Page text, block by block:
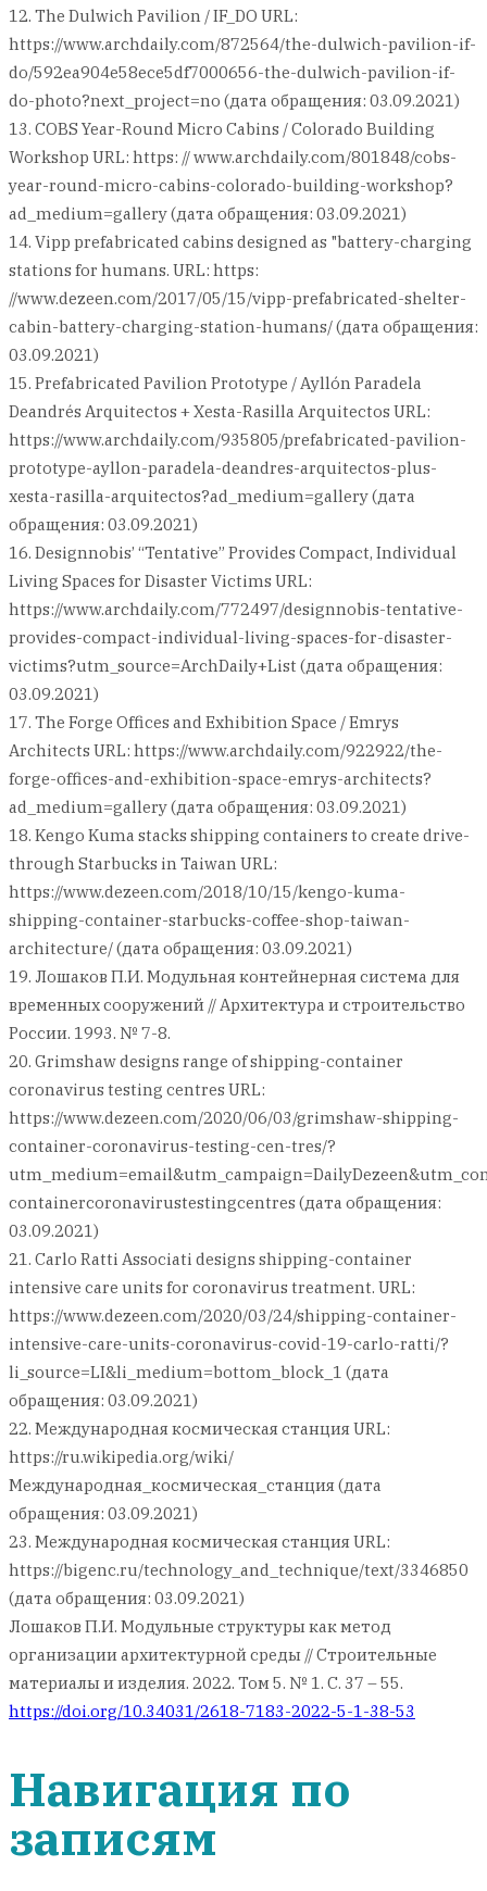
12. The Dulwich Pavilion / IF_DO URL:
https://www.archdaily.com/872564/the-dulwich-pavilion-if-
do/592ea904e58ece5df7000656-the-dulwich-pavilion-if-
do-photo?next_project=no (дата обращения: 03.09.2021)
13. COBS Year-Round Micro Cabins / Colorado Building
Workshop URL: https: // www.archdaily.com/801848/cobs-
year-round-micro-cabins-colorado-building-workshop?
ad_medium=gallery (дата обращения: 03.09.2021)
14. Vipp prefabricated cabins designed as "battery-charging
stations for humans. URL: https:
//www.dezeen.com/2017/05/15/vipp-prefabricated-shelter-
cabin-battery-charging-station-humans/ (дата обращения:
03.09.2021)
15. Prefabricated Pavilion Prototype / Ayllón Paradela
Deandrés Arquitectos + Xesta-Rasilla Arquitectos URL:
https://www.archdaily.com/935805/prefabricated-pavilion-
prototype-ayllon-paradela-deandres-arquitectos-plus-
xesta-rasilla-arquitectos?ad_medium=gallery (дата
обращения: 03.09.2021)
16. Designnobis’ “Tentative” Provides Compact, Individual
Living Spaces for Disaster Victims URL:
https://www.archdaily.com/772497/designnobis-tentative-
provides-compact-individual-living-spaces-for-disaster-
victims?utm_source=ArchDaily+List (дата обращения:
03.09.2021)
17. The Forge Offices and Exhibition Space / Emrys
Architects URL: https://www.archdaily.com/922922/the-
forge-offices-and-exhibition-space-emrys-architects?
ad_medium=gallery (дата обращения: 03.09.2021)
18. Kengo Kuma stacks shipping containers to create drive-
through Starbucks in Taiwan URL:
https://www.dezeen.com/2018/10/15/kengo-kuma-
shipping-container-starbucks-coffee-shop-taiwan-
architecture/ (дата обращения: 03.09.2021)
19. Лошаков П.И. Модульная контейнерная система для
временных сооружений // Архитектура и строительство
России. 1993. № 7-8.
20. Grimshaw designs range of shipping-container
coronavirus testing centres URL:
https://www.dezeen.com/2020/06/03/grimshaw-shipping-
container-coronavirus-testing-cen-tres/?
containercoronavirustestingcentres (дата обращения:
03.09.2021)
21. Carlo Ratti Associati designs shipping-container
intensive care units for coronavirus treatment. URL:
https://www.dezeen.com/2020/03/24/shipping-container-
intensive-care-units-coronavirus-covid-19-carlo-ratti/?
li_source=LI&li_medium=bottom_block_1 (дата
обращения: 03.09.2021)
22. Международная космическая станция URL:
https://ru.wikipedia.org/wiki/
Международная_космическая_станция (дата
обращения: 03.09.2021)
23. Международная космическая станция URL:
https://bigenc.ru/technology_and_technique/text/3346850
(дата обращения: 03.09.2021)
Лошаков П.И. Модульные структуры как метод
организации архитектурной среды // Строительные
материалы и изделия. 2022. Том 5. № 1. С. 37 – 55.
https://doi.org/10.34031/2618-7183-2022-5-1-38-53
Навигация по
записям